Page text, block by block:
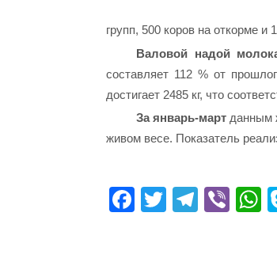
групп, 500 коров на откорме и
Валовой надой
составляет 112 % от
достигает 2485 кг, что
За январь-март данным
живом весе. Показатель
Fa T
Te Vi